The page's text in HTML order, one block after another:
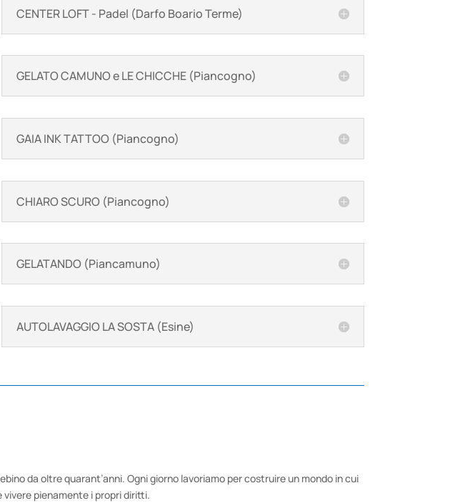
CENTER LOFT - Padel (Darfo Boario Terme)
GELATO CAMUNO e LE CHICCHE (Piancogno)
GAIA INK TATTOO (Piancogno)
CHIARO SCURO (Piancogno)
GELATANDO (Piancamuno)
AUTOLAVAGGIO LA SOSTA (Esine)
da oltre quarant’anni. Ogni giorno lavoriamo per costruire un mondo in cui
pienamente i propri diritti.